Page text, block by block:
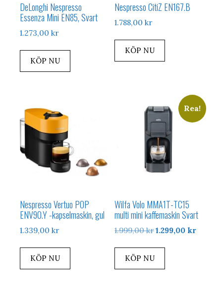
DeLonghi Nespresso
Essenza Mini EN85, Svart
1.273,00 kr
KÖP NU
Nespresso CitiZ EN167.B
1.788,00kr
KÖP NU
Nespresso Vertuo POP
ENV90.Y -kapselmaskin, gul
1.339,00 kr
KÖP NU
Rea!
Wilfa Volo MMA1T-TC15
multi mini kaffemaskin Svart
1.999,00krDet
1.299,00 krDet
KÖP NU